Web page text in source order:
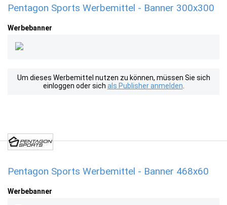
Pentagon Sports Werbemittel - Banner 300x300
Werbebanner
Um dieses Werbemittel nutzen zu können, müssen Sie sich
einloggen oder sich als Publisher anmelden
Pentagon Sports Werbemittel - Banner 468x60
Werbebanner